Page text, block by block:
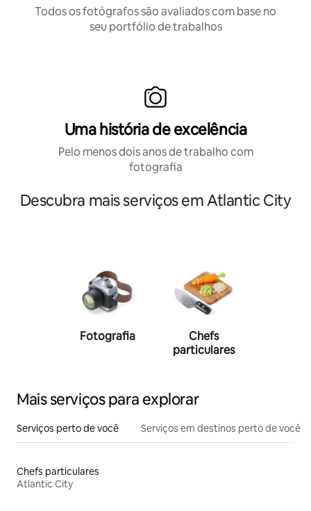
Todos os fotógrafos são avaliados com base no
seu portfólio de trabalhos
Uma história de excelência
Pelo menos dois anos de trabalho com
fotografia
Descubra mais serviços em Atlantic City
Fotografia
Chefs
particulares
Mais serviços para explorar
Serviços perto de você Serviços em destinos perto de você
Chefs particulares
Atlantic City